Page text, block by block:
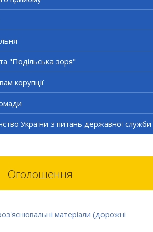
"Подільська зоря"
корупції
України з питань державної служби
Оголошення
матеріали (дорожні